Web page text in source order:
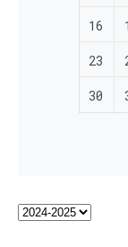
16
23
30